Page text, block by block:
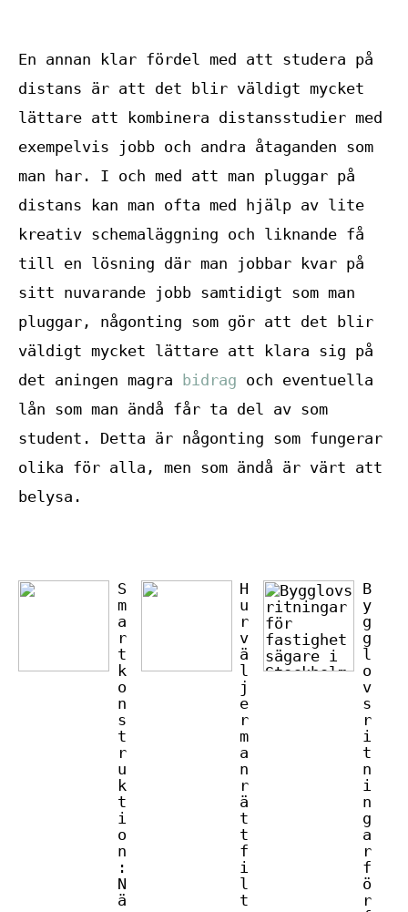
En annan klar fördel med att studera på
distans är att det blir väldigt mycket
lättare att kombinera distansstudier med
exempelvis jobb och andra åtaganden som
man har. I och med att man pluggar på
distans kan man ofta med hjälp av lite
kreativ schemaläggning och liknande få
till en lösning där man jobbar kvar på
sitt nuvarande jobb samtidigt som man
pluggar, någonting som gör att det blir
väldigt mycket lättare att klara sig på
det aningen magra
bidrag och eventuella
lån som man ändå får ta del av som
student. Detta är någonting som fungerar
olika för alla, men som ändå är värt att
belysa.
S
m
a
r
t
k
o
n
s
t
r
u
k
t
i
o
n
:
N
ä
H
u
r
v
ä
l
j
e
r
m
a
n
r
ä
t
t
f
i
l
t
B
y
g
g
l
o
v
s
r
i
t
n
i
n
g
a
r
f
ö
r